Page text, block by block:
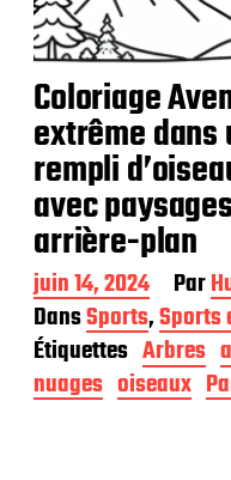
Coloriage
extrême
rempli
avec
arrière-plan
D
a
t
e
d
e
juin 14, 2024 Par
DansSports,Sports
Étiquettes Arbres
nuages oiseaux